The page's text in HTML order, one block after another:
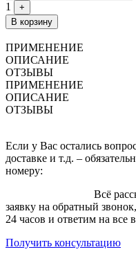
1
+
В корзину
ПРИМЕНЕНИЕ
ОПИСАНИЕ
ОТЗЫВЫ
ПРИМЕНЕНИЕ
ОПИСАНИЕ
ОТЗЫВЫ
Если у Вас остались
доставке и т.д. –
номеру:
Всё
заявку на обратный
24 часов и ответим на все
Получить консультацию